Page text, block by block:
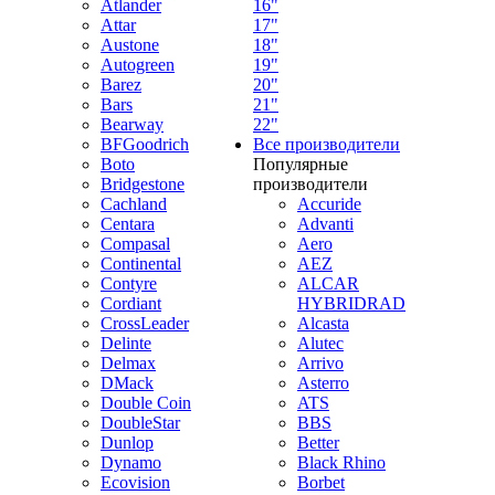
Atlander
Attar
Austone
Autogreen
Barez
Bars
Bearway
BFGoodrich
Boto
Bridgestone
Cachland
Centara
Compasal
Continental
Contyre
Cordiant
CrossLeader
Delinte
Delmax
DMack
Double Coin
DoubleStar
Dunlop
Dynamo
Ecovision
16"
17"
18"
19"
20"
21"
22"
Все производители
Популярные
производители
Accuride
Advanti
Aero
AEZ
ALCAR
HYBRIDRAD
Alcasta
Alutec
Arrivo
Asterro
ATS
BBS
Better
Black Rhino
Borbet